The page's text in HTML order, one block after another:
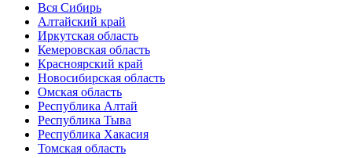
Вся Сибирь
Алтайский край
Иркутская область
Кемеровская область
Красноярский край
Новосибирская область
Омская область
Республика Алтай
Республика Тыва
Республика Хакасия
Томская область